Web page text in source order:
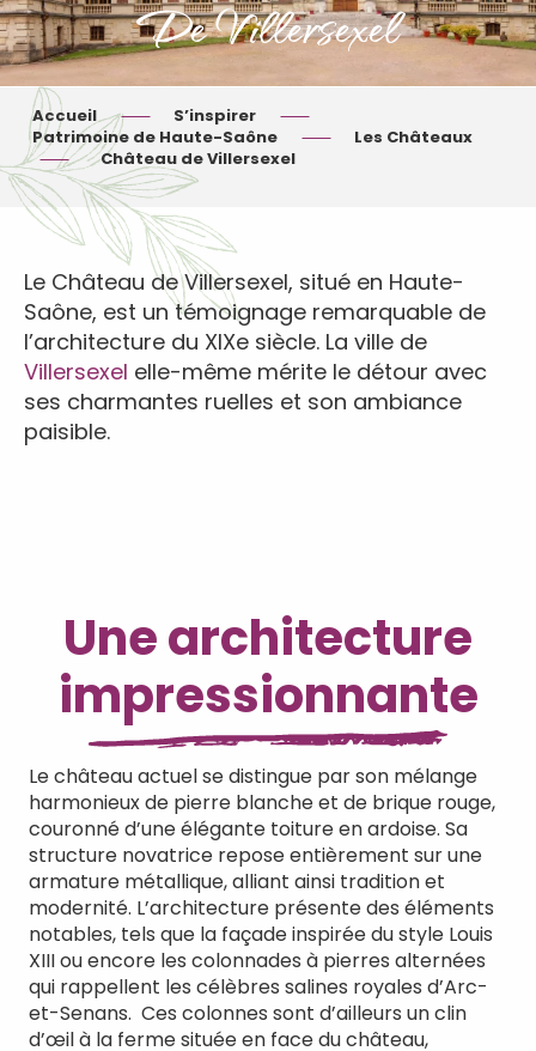
De Villersexel
Accueil
S’inspirer
Patrimoine de Haute-Saône
Les Châteaux
Château de Villersexel
Le Château de Villersexel, situé en Haute-
Saône, est un témoignage remarquable de
l’architecture du XIXe siècle. La ville de
Villersexel elle-même mérite le détour avec
ses charmantes ruelles et son ambiance
paisible.
Une architecture
impressionnante
Le château actuel se distingue par son mélange
harmonieux de pierre blanche et de brique rouge,
couronné d’une élégante toiture en ardoise. Sa
structure novatrice repose entièrement sur une
armature métallique, alliant ainsi tradition et
modernité. L’architecture présente des éléments
notables, tels que la façade inspirée du style Louis
XIII ou encore les colonnades à pierres alternées
qui rappellent les célèbres salines royales d’Arc-
et-Senans. Ces colonnes sont d’ailleurs un clin
d’œil à la ferme située en face du château,